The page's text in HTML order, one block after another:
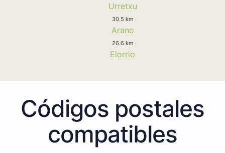
Urretxu
30.5 km
Arano
26.6 km
Elorrio
Códigos postales
compatibles